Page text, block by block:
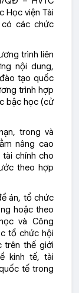
Học viện Tài
các chức
trình liên
nội dung,
tạo quốc
trình hợp
bậc học (cử
trong và
nâng cao
tài chính cho
theo hợp
án, tổ chức
hoặc theo
và Công
tổ chức hội
trên thế giới
kinh tế, tài
tế trong